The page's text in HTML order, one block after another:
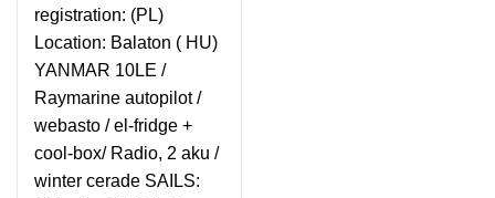
registration: (PL)
Location: Balaton ( HU)
YANMAR 10LE /
Raymarine autopilot /
webasto / el-fridge +
cool-box/ Radio, 2 aku /
winter cerade SAILS: